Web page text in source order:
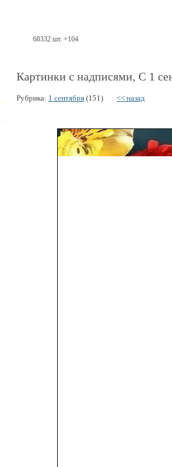
68332 шт. +104
Картинки с надписями, С 1
Рубрика: 1 сентября (151) << назад